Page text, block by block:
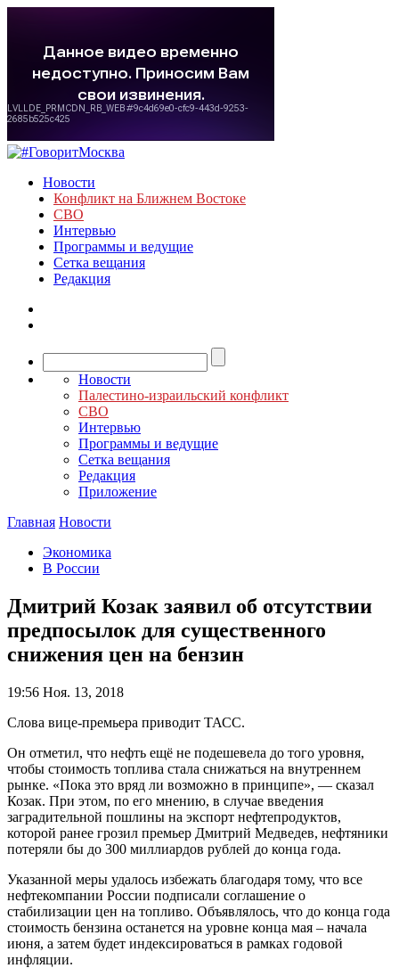
Новости
Конфликт на Ближнем Востоке
СВО
Интервью
Программы и ведущие
Сетка вещания
Редакция
Новости
Палестино-израильский конфликт
СВО
Интервью
Программы и ведущие
Сетка вещания
Редакция
Приложение
Главная Новости
Экономика
В России
Дмитрий Козак заявил об отсутствии
предпосылок для существенного
снижения цен на бензин
19:56 Ноя. 13, 2018
Слова вице-премьера приводит ТАСС.
Он отметил, что нефть ещё не подешевела до того уровня,
чтобы стоимость топлива стала снижаться на внутреннем
рынке. «Пока это вряд ли возможно в принципе», — сказал
Козак. При этом, по его мнению, в случае введения
заградительной пошлины на экспорт нефтепродуктов,
которой ранее грозил премьер Дмитрий Медведев, нефтяники
потеряли бы до 300 миллиардов рублей до конца года.
Указанной меры удалось избежать благодаря тому, что все
нефтекомпании России подписали соглашение о
стабилизации цен на топливо. Объявлялось, что до конца года
стоимость бензина останется на уровне конца мая – начала
июня, а затем будет индексироваться в рамках годовой
инфляции.